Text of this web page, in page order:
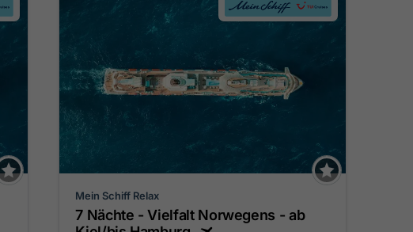
Mein Schiff Relax
7 Nächte - Vielfalt Norwegens - ab